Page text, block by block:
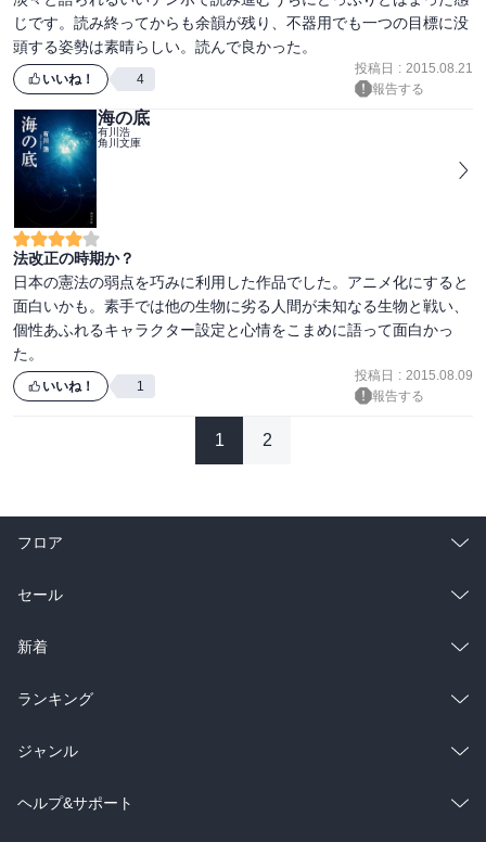
じです。読み終ってからも余韻が残り、不器用でも一つの目標に没
頭する姿勢は素晴らしい。読んで良かった。
いいね！ 4
投稿日 : 2015.08.21
報告する
海の底
有川浩
角川文庫
法改正の時期か？
日本の憲法の弱点を巧みに利用した作品でした。アニメ化にすると
面白いかも。素手では他の生物に劣る人間が未知なる生物と戦い、
個性あふれるキャラクター設定と心情をこまめに語って面白かっ
た。
いいね！ 1
投稿日 : 2015.08.09
報告する
1 2
フロア
総合
ラノベ
雑誌・グラビア
BL・TL
セール
総合
ラノベ
雑誌・グラビア
BL・TL
新着
総合
ラノベ
雑誌・グラビア
ランキング
総合
ラノベ
ジャンル
コミック
ヘルプ&サポート